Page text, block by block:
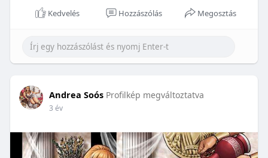
Kedvelés Hozzászólás Megosztás
Andrea Soós Profilkép megváltoztatva
3 év